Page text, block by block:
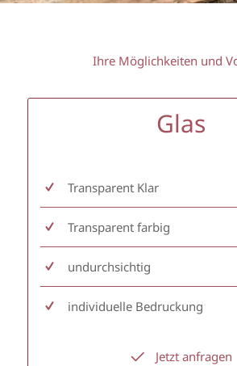
Ihre Möglichkeiten und
Glas
Transparent Klar
Transparent farbig
undurchsichtig
individuelle Bedruckung
Jetzt anfragen